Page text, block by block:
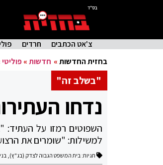
בס"ד
צ'אט הכתבים חרדים
בחזית החדשות» חדשות»פוליטי
"בשלב זה"
נדחו
השפוטים רמזו על
למשילות: "שומרים את
תגיות: בית המשפט הגבוה לצדק (בג"ץ),